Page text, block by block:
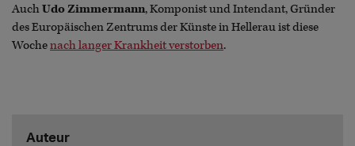
AuchUdo Zimmermann, Komponist und Intendant, Gründer
des Europäischen Zentrums der Künste in Hellerau ist diese
Wochenach langer Krankheit verstorben.
Auteur